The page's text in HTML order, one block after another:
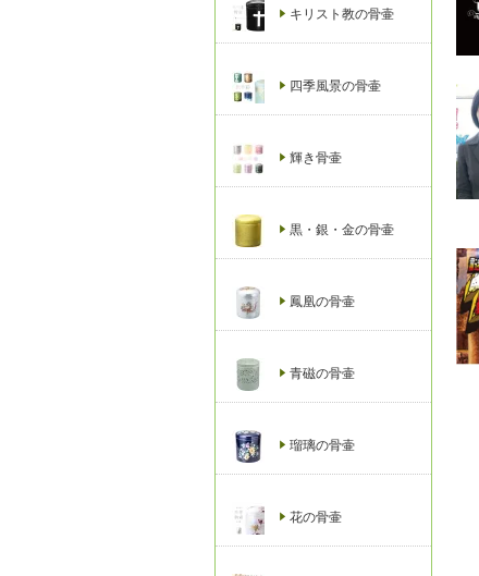
キリスト教の骨壷
四季風景の骨壷
輝き骨壷
黒・銀・金の骨壷
鳳凰の骨壷
青磁の骨壷
瑠璃の骨壷
花の骨壷